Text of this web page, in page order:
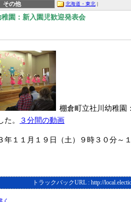
その他
北海道・東北 |
園：新入園児歓迎発表会
棚倉町立社川幼稚園
た。
３分間の動画
年１１月１９日（土）９時３０分～
トラックバックURL : http://